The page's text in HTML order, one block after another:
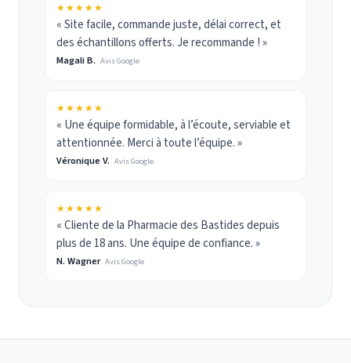
★★★★★
« Site facile, commande juste, délai correct, et
des échantillons offerts. Je recommande ! »
Magali B. Avis Google
★★★★★
« Une équipe formidable, à l’écoute, serviable et
attentionnée. Merci à toute l’équipe. »
Véronique V. Avis Google
★★★★★
« Cliente de la Pharmacie des Bastides depuis
plus de 18 ans. Une équipe de confiance. »
N. Wagner Avis Google